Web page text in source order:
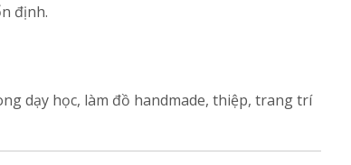
định.
dạy học, làm đồ handmade, thiệp, trang trí